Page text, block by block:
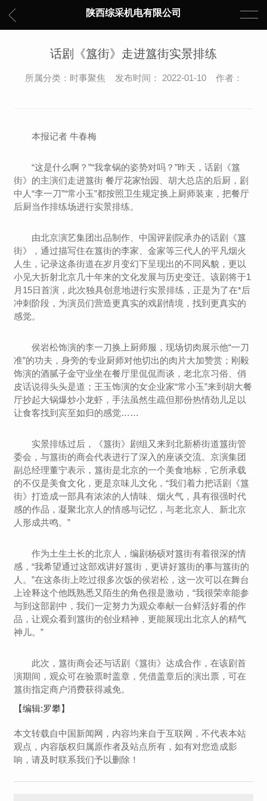
陕西综采机电有限公司
话剧《簋街》走进簋街实景排练
所属分类：时事聚焦 发布时间： 2022-01-10 作者：
本报记者 牛春梅
“这是什么啊？”“我拿锅的姿势对吗？”昨天，话剧《簋
街》的主演们走进簋街 餐厅花家怡园、胡大总店的后厨，剧
中人“李一刀”“常小玉”都按照卫生规定换上厨师装束，把餐厅
后厨当作排练场进行实景排练。
由北京演艺集团出品制作、中国评剧院承办的话剧《簋
街》，通过描写住在簋街的李家、金家等三代人的平凡烟火
人生，记录这条街道在岁月变幻下呈现出的不同风貌，更以
小见大折射北京几十年来的文化发展与历史变迁。该剧将于1
月15日首演，此次独具创意地进行实景排练，正是为了在*后
冲刺阶段，为演员们营造更真实的戏剧情境，找到更真实的
感觉。
侯岩松饰演的李一刀换上厨师服，现场切肉展示他“一刀
准”的功夫，身旁的专业厨师对他切出的肉片大加赞赏；刚毅
饰演的酒腻子金守业坐在餐厅里侃侃而谈，老北京习俗、俏
皮话说得头头是道；王玉饰演的女企业家“常小玉”来到胡大餐
厅抄起大锅爆炒小龙虾，手法虽然生疏但那份热情劲儿足以
让食客找到宾至如归的感觉……
实景排练过后，《簋街》剧组又来到北新桥街道簋街管
委会，与簋街的商会代表进行了深入的座谈交流。京演集团
副总经理董宁表示，簋街是北京的一个美食地标，它所承载
的不仅是美食文化，更是京味儿文化，“我们着力把话剧《簋
街》打造成一部具有浓浓的人情味、烟火气，具有很强时代
感的作品，凝聚北京人的情感与记忆，与老北京人、新北京
人形成共鸣。”
作为土生土长的北京人，编剧杨硕对簋街有着很深的情
感，“我希望通过这部戏讲好簋街，更讲好簋街的事与簋街的
人。”在这条街上吃过很多次饭的侯岩松，这一次可以在舞台
上诠释这个他既熟悉又陌生的角色很是激动，“我很荣幸能参
与到这部剧中，我们一定努力为观众奉献一台鲜活好看的作
品，让观众看到簋街的创业精神，更能展现出北京人的精气
神儿。”
此次，簋街商会还与话剧《簋街》达成合作，在该剧首
演期间，观众可在验票时盖章，凭借盖章后的演出票，可在
簋街指定商户消费获得减免。
【编辑:罗攀】
本文转载自中国新闻网，内容均来自于互联网，不代表本站
观点，内容版权归属原作者及站点所有，如有对您造成影
响，请及时联系我们予以删除！